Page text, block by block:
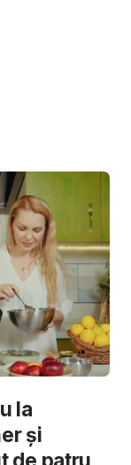
la
și
de patru